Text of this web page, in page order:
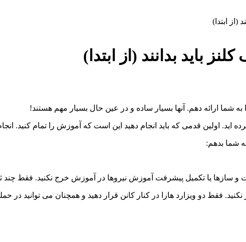
(از ابتدا)
باید بدانند (از ابتدا)
شما ارائه دهم. آنها بسیار ساده و در عین حال بسیار مهم هستند!
اید. اولین قدمی که باید انجام دهید این است که آموزش را تمام کنید.
شما بدهم:
یا تکمیل پیشرفت آموزش نیروها در آموزش خرج نکنید. فقط چند
فقط دو ویزارد هارا در کنار کانن قرار دهید و همچنان می توانید